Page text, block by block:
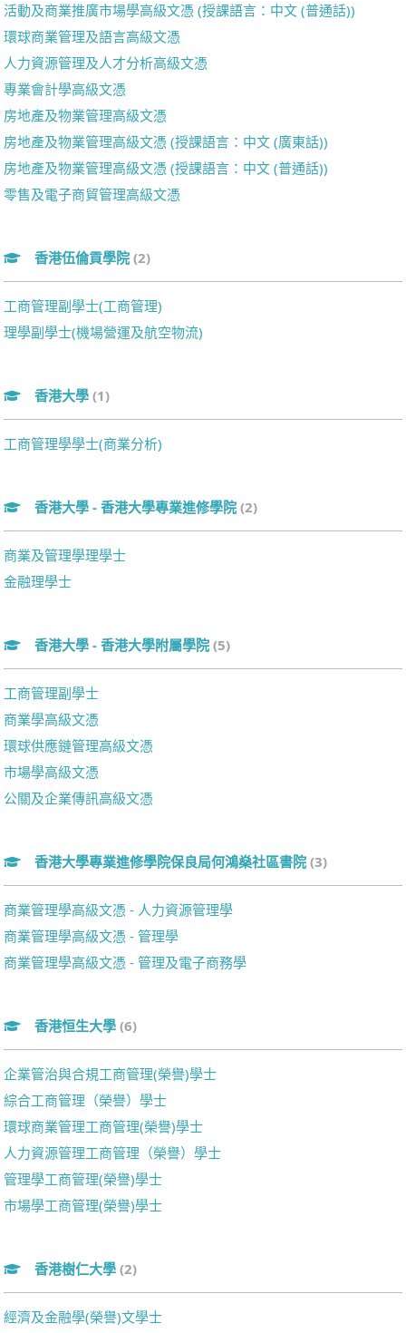
活動及商業推廣市場學高級文憑 (授課語言：中文 (普通話))
環球商業管理及語言高級文憑
人力資源管理及人才分析高級文憑
專業會計學高級文憑
房地產及物業管理高級文憑
房地產及物業管理高級文憑 (授課語言：中文 (廣東話))
房地產及物業管理高級文憑 (授課語言：中文 (普通話))
零售及電子商貿管理高級文憑
香港伍倫貢學院 (2)
工商管理副學士(工商管理)
理學副學士(機場營運及航空物流)
香港大學 (1)
工商管理學學士(商業分析)
香港大學 - 香港大學專業進修學院 (2)
商業及管理學理學士
金融理學士
香港大學 - 香港大學附屬學院 (5)
工商管理副學士
商業學高級文憑
環球供應鏈管理高級文憑
市場學高級文憑
公關及企業傳訊高級文憑
香港大學專業進修學院保良局何鴻燊社區書院 (3)
商業管理學高級文憑 - 人力資源管理學
商業管理學高級文憑 - 管理學
商業管理學高級文憑 - 管理及電子商務學
香港恒生大學 (6)
企業管治與合規工商管理(榮譽)學士
綜合工商管理（榮譽）學士
環球商業管理工商管理(榮譽)學士
人力資源管理工商管理（榮譽）學士
管理學工商管理(榮譽)學士
市場學工商管理(榮譽)學士
香港樹仁大學 (2)
經濟及金融學(榮譽)文學士